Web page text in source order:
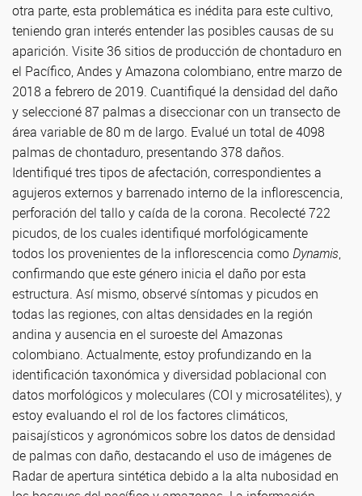
otra parte, esta problemática es inédita para este cultivo,
teniendo gran interés entender las posibles causas de su
aparición. Visite 36 sitios de producción de chontaduro en
el Pacífico, Andes y Amazona colombiano, entre marzo de
2018 a febrero de 2019. Cuantifiqué la densidad del daño
y seleccioné 87 palmas a diseccionar con un transecto de
área variable de 80 m de largo. Evalué un total de 4098
palmas de chontaduro, presentando 378 daños.
Identifiqué tres tipos de afectación, correspondientes a
agujeros externos y barrenado interno de la inflorescencia,
perforación del tallo y caída de la corona. Recolecté 722
picudos, de los cuales identifiqué morfológicamente
todos los provenientes de la inflorescencia comoDynamis,
confirmando que este género inicia el daño por esta
estructura. Así mismo, observé síntomas y picudos en
todas las regiones, con altas densidades en la región
andina y ausencia en el suroeste del Amazonas
colombiano. Actualmente, estoy profundizando en la
identificación taxonómica y diversidad poblacional con
datos morfológicos y moleculares (COI y microsatélites), y
estoy evaluando el rol de los factores climáticos,
paisajísticos y agronómicos sobre los datos de densidad
de palmas con daño, destacando el uso de imágenes de
Radar de apertura sintética debido a la alta nubosidad en